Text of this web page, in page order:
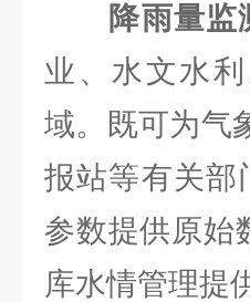
降雨量监
业、水文水
域。既可为气
报站等有关部
参数提供原始
库水情管理提